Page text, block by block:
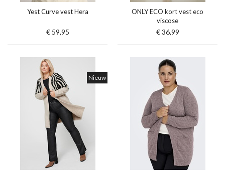
Yest Curve vest Hera
€ 59,95
ONLY ECO kort vest eco
viscose
€ 36,99
Nieuw